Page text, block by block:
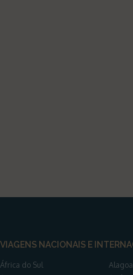
VIAGENS NACIONAIS E
África do Sul